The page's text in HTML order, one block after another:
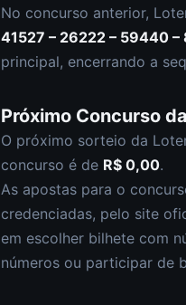
No concurso anterior,
41527 – 26222 – 59440
principal, encerrando a
Próximo Concurso da
O próximo sorteio da
concurso é de R$ 0,00.
As apostas para o
credenciadas, pelo site
em escolher bilhete com
números ou participar de